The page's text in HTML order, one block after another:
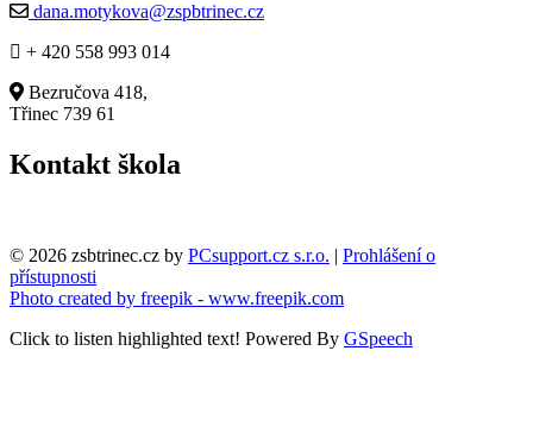
dana.motykova@zspbtrinec.cz
+ 420 558 993 014
Bezručova 418,
Třinec 739 61
Kontakt škola
© 2026 zsbtrinec.cz by PCsupport.cz s.r.o. | Prohlášení o
přístupnosti
Photo created by freepik - www.freepik.com
Click to listen highlighted text! Powered By GSpeech